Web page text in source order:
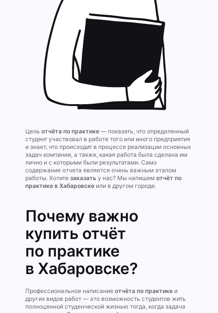
Цель отчёта по практике — показать, что определенный
студент участвовал в работе того или иного предприятия
и знает, что происходит в процессе реализации основных
задач компании, а также, какая работа была сделана им
лично и с которыми были результатами. Само
содержание отчета является очень важным этапом
работы. Хотите заказать у нас? Мы напишем отчёт по
практике в Хабаровске или в другом городе.
Почему важно
купить отчёт
по практике
в Хабаровске?
Профессиональное написание отчёта по практике и
других видов работ — это возможность студентов жить
полноценной студенческой жизнью тогда, когда задача